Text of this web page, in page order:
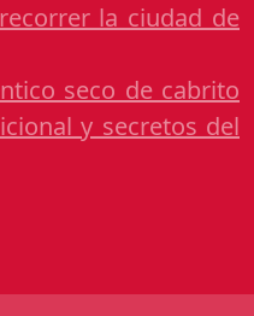
la ciudad de
seco de cabrito
y secretos del